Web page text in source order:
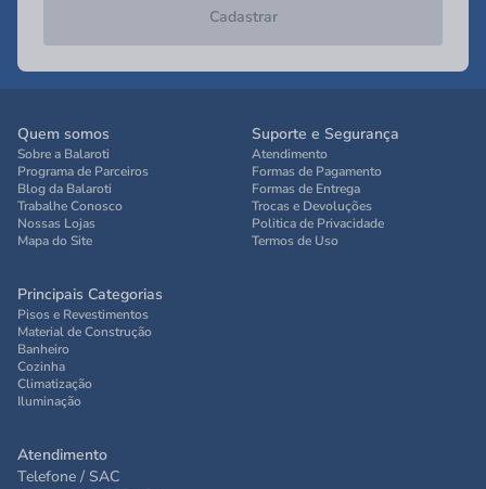
Cadastrar
Quem somos
Sobre a Balaroti
Programa de Parceiros
Blog da Balaroti
Trabalhe Conosco
Nossas Lojas
Mapa do Site
Suporte e Segurança
Atendimento
Formas de Pagamento
Formas de Entrega
Trocas e Devoluções
Politica de Privacidade
Termos de Uso
Principais Categorias
Pisos e Revestimentos
Material de Construção
Banheiro
Cozinha
Climatização
Iluminação
Atendimento
Telefone / SAC